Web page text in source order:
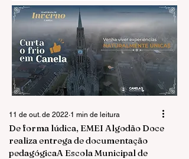
De forma lúdica, EMEI Algodão Doce
realiza entrega de documentação
pedagógicaA Escola Municipal de
11 de out. de 2022 1 min de leitura